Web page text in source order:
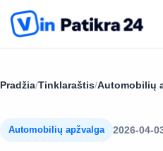
Pradžia/Tinklaraštis/Automobilių
Automobilių apžvalga 2026-04-